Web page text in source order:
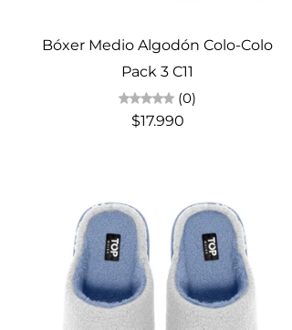
Bóxer Medio Algodón Colo-Colo
Pack 3 C11
(0)
$17.990